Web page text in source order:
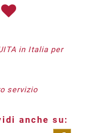
in Italia per
servizio
anche su: